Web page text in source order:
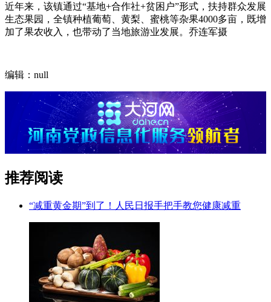
近年来，该镇通过“基地+合作社+贫困户”形式，扶持群众发展
生态果园，全镇种植葡萄、黄梨、蜜桃等杂果4000多亩，既增
加了果农收入，也带动了当地旅游业发展。乔连军摄
编辑：null
推荐阅读
“减重黄金期”到了！人民日报手把手教您健康减重